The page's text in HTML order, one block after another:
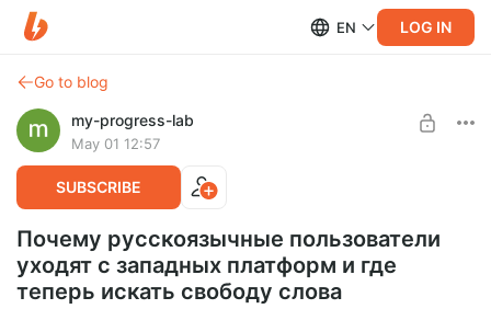
EN LOG IN
Go to blog
my-progress-lab
May 01 12:57
SUBSCRIBE
Почему русскоязычные пользователи
уходят с западных платформ и где
теперь искать свободу слова